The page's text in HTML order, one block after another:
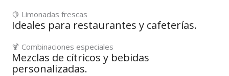
🍋 Limonadas frescas
Ideales para restaurantes y cafeterías.
🍹 Combinaciones especiales
Mezclas de cítricos y bebidas
personalizadas.